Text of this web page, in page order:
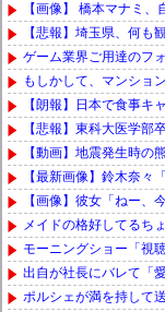
【画像】 橋本マナミ
【悲報】埼玉県、何も
ゲーム業界ご用達のフ
もしかして、マンショ
【朗報】日本で食事キ
【悲報】東科大医学部
【動画】地震発生時の
【最新画像】鈴木奈々
【画像】彼女「ねー、
メイドの格好してるち
モーニングショー「視
出自が社長にバレて「
ポルシェが満を持して